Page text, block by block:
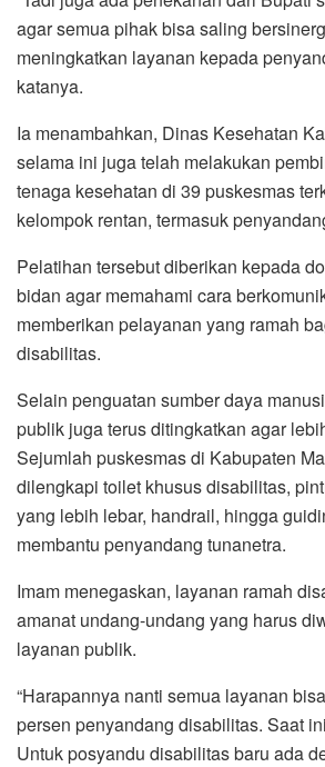
agar semua pihak bisa saling
meningkatkan layanan kepada
katanya.
Ia menambahkan, Dinas Kesehatan
selama ini juga telah melakukan
tenaga kesehatan di 39 puskesmas
kelompok rentan, termasuk
Pelatihan tersebut diberikan kepada
bidan agar memahami cara
memberikan pelayanan yang ramah
disabilitas.
Selain penguatan sumber daya
publik juga terus ditingkatkan agar
Sejumlah puskesmas di Kabupaten
dilengkapi toilet khusus disabilitas,
yang lebih lebar, handrail, hingga
membantu penyandang tunanetra.
Imam menegaskan, layanan ramah
amanat undang-undang yang harus
layanan publik.
“Harapannya nanti semua layanan
persen penyandang disabilitas. Saat
Untuk posyandu disabilitas baru ada